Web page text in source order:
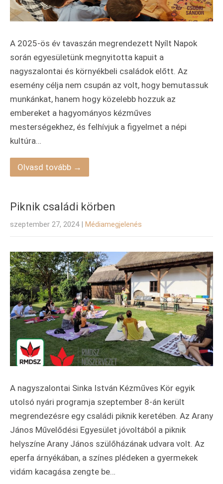
A 2025-ös év tavaszán megrendezett Nyílt Napok
során egyesületünk megnyitotta kapuit a
nagyszalontai és környékbeli családok előtt. Az
esemény célja nem csupán az volt, hogy bemutassuk
munkánkat, hanem hogy közelebb hozzuk az
embereket a hagyományos kézműves
mesterségekhez, és felhívjuk a figyelmet a népi
kultúra…
Olvasd tovább →
Piknik családi körben
szeptember 27, 2024| Médiamegjelenés
A nagyszalontai Sinka István Kézműves Kör egyik
utolsó nyári programja szeptember 8-án került
megrendezésre egy családi piknik keretében. Az Arany
János Művelődési Egyesület jóvoltából a piknik
helyszíne Arany János szülőházának udvara volt. Az
eperfa árnyékában, a színes plédeken a gyermekek
vidám kacagása zengte be…